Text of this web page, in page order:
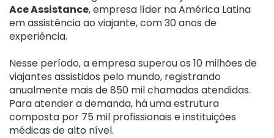
Ace Assistance, empresa líder na América Latina
em assistência ao viajante, com 30 anos de
experiência.
Nesse período, a empresa superou os 10 milhões de
viajantes assistidos pelo mundo, registrando
anualmente mais de 850 mil chamadas atendidas.
Para atender a demanda, há uma estrutura
composta por 75 mil profissionais e instituições
médicas de alto nível.